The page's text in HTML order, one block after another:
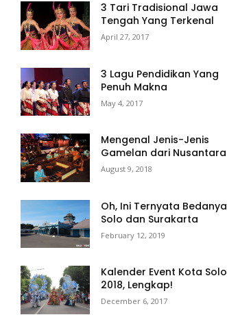
3 Tari Tradisional Jawa
Tengah Yang Terkenal
April 27, 2017
3 Lagu Pendidikan Yang
Penuh Makna
May 4, 2017
Mengenal Jenis-Jenis
Gamelan dari Nusantara
August 9, 2018
Oh, Ini Ternyata Bedanya
Solo dan Surakarta
February 12, 2019
Kalender Event Kota Solo
2018, Lengkap!
December 6, 2017